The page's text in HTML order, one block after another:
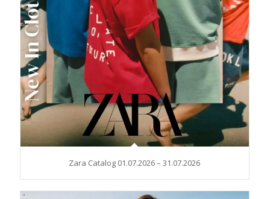
Zara Catalog 01.07.2026 – 31.07.2026